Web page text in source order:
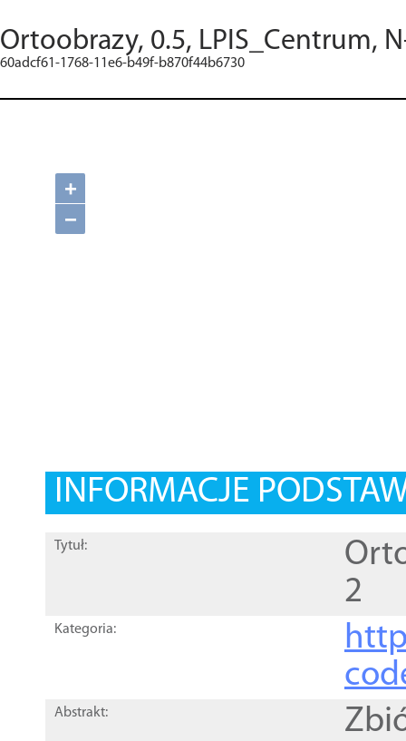
Ortoobrazy, 0.5, LPIS_Centrum,
60adcf61-1768-11e6-b49f-b870f44b6730
+
−
INFORMACJE
Tytuł:
2
Kategoria:
Abstrakt: